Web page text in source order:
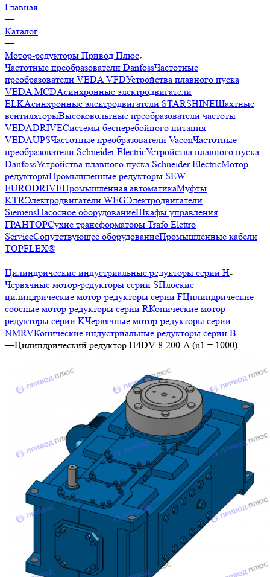
Главная
—
Каталог
—
Мотор-редукторы Привод Плюс
Частотные преобразователи DanfossЧастотные
преобразователи VEDA VFDУстройства плавного пуска
VEDA MCDАсинхронные электродвигатели
ELKАсинхронные электродвигатели STARSHINEШахтные
вентиляторыВысоковольтные преобразователи частоты
VEDADRIVEСистемы бесперебойного питания
VEDAUPSЧастотные преобразователи VaconЧастотные
преобразователи Schneider ElectricУстройства плавного пуска
DanfossУстройства плавного пуска Schneider ElectricМотор
редукторыПромышленные редукторы SEW-
EURODRIVEПромышленная автоматикаМуфты
KTRЭлектродвигатели WEGЭлектродвигатели
SiemensНасосное оборудованиеШкафы управления
ГРАНТОРСухие трансформаторы Trafo Elettro
ServiceСопутствующее оборудованиеПромышленные кабели
TOPFLEX®
—
Цилиндрические индустриальные редукторы серии H
Червячные мотор-редукторы серии SПлоские
цилиндрические мотор-редукторы серии FЦилиндрические
соосные мотор-редукторы серии RКонические мотор-
редукторы серии KЧервячные мотор-редукторы серии
NMRVКонические индустриальные редукторы серии B
—Цилиндрический редуктор H4DV-8-200-A (n1 = 1000)